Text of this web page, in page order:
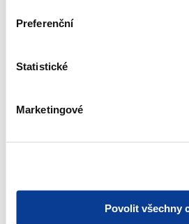
Preferenční
Statistické
Marketingové
Povolit všechny
podlePravidla pro primární prodej
Seznam primárních dealerů státních
Emisní podmínky státních pokladničních
Ministerstvo financí ČR